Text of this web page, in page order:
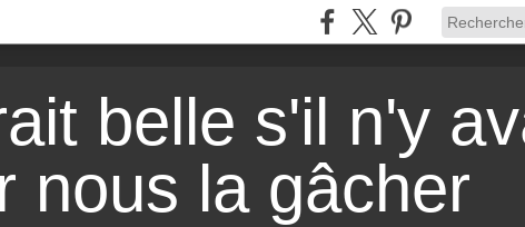
belle s'il n'y
nous la gâcher